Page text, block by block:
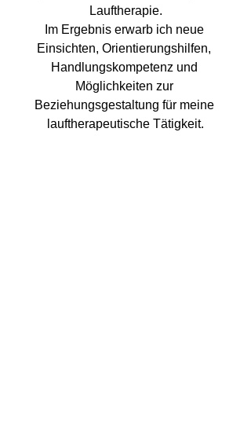
Lauftherapie.
Im Ergebnis erwarb ich neue
Einsichten, Orientierungshilfen,
Handlungskompetenz und
Möglichkeiten zur
Beziehungsgestaltung für meine
lauftherapeutische Tätigkeit.